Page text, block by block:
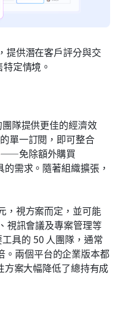
提供潛在客戶評分與交
定情境。
隊提供更佳的經濟效
單一訂閱，即可整合
——免除額外購買
需求。隨著組織擴張，
，視方案而定，並可能
視訊會議及專案管理等
具的 50 人團隊，通常
。兩個平台的企業版本都
案大幅降低了總持有成